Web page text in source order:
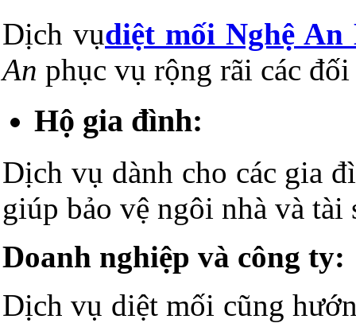
Dịch vụdiệt mối Nghệ
An phục vụ rộng rãi các
Hộ gia đình:
Dịch vụ dành cho các gia
giúp bảo vệ ngôi nhà và
Doanh nghiệp và công ty:
Dịch vụ diệt mối cũng